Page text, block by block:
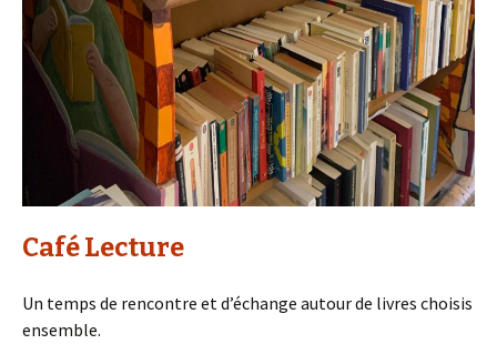
Café Lecture
Un temps de rencontre et d’échange autour de livres choisis
ensemble.